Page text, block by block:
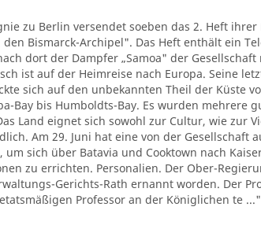
zu Berlin versendet soeben das 2. Heft
Bismarck-Archipel". Das Heft enthält ein
dort der Dampfer „Samoa" der Gesellschaft
ist auf der Heimreise nach Europa. Seine
sich auf den unbekannten Theil der Küste
Bay bis Humboldts-Bay. Es wurden mehrere
Land eignet sich sowohl zur Cultur, wie zur
Am 29. Juni hat eine von der Gesellschaft
um sich über Batavia und Cooktown nach
zu errichten. Personalien. Der Ober-
Gerichts-Rath ernannt worden. Der
Professor an der Königlichen te ..."